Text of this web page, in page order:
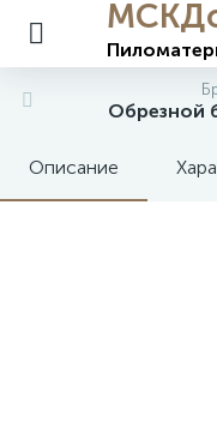
Обрезной
Описание